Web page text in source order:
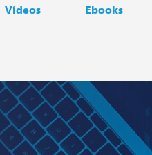
Vídeos Ebooks